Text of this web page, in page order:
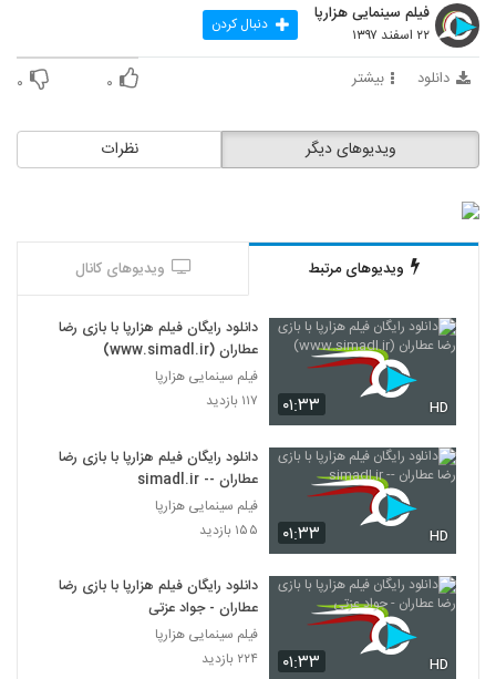
فیلم سینمایی هزارپا
۲۲ اسفند ۱۳۹۷ دنبال کردن
دانلود بیشتر ۰ ۰
نظرات ویدیوهای دیگر
ویدیوهای مرتبط ویدیوهای کانال
۰۱:۳۳ HD
دانلود رایگان فیلم هزارپا با بازی رضا
عطاران (www.simadl.ir)
فیلم سینمایی هزارپا
۱۱۷ بازدید
۰۱:۳۳ HD
دانلود رایگان فیلم هزارپا با بازی رضا
عطاران -- simadl.ir
فیلم سینمایی هزارپا
۱۵۵ بازدید
۰۱:۳۳ HD
دانلود رایگان فیلم هزارپا با بازی رضا
عطاران - جواد عزتی
فیلم سینمایی هزارپا
۲۲۴ بازدید